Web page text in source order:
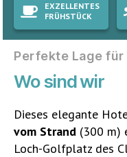
EXZELLENTES
FRÜHSTÜCK
Perfekte Lage für
Wo sind wir
Dieses elegante
vom Strand (300 m)
Loch-Golfplatz des